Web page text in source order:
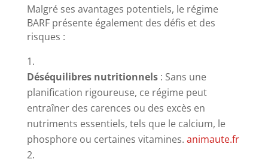
Malgré ses avantages potentiels, le régime
BARF présente également des défis et des
risques :
Déséquilibres nutritionnels: Sans une
planification rigoureuse, ce régime peut
entraîner des carences ou des excès en
nutriments essentiels, tels que le calcium, le
phosphore ou certaines vitamines. animaute.fr